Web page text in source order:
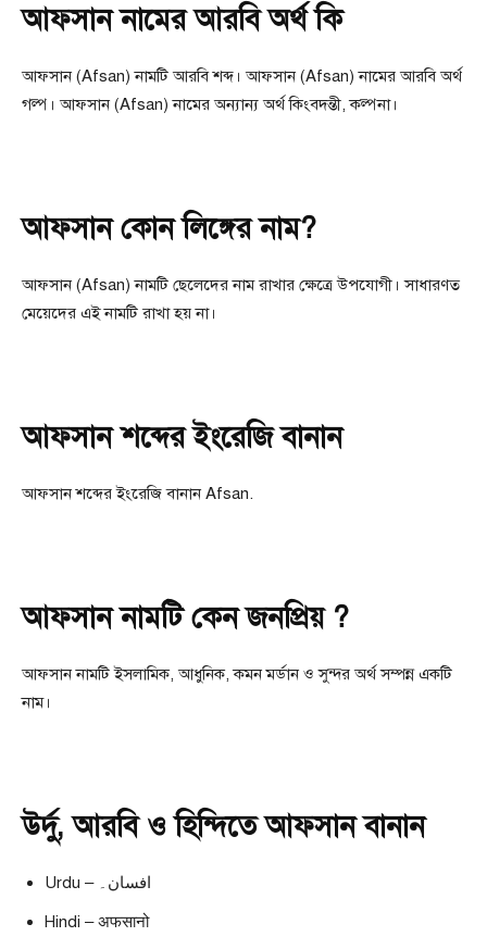
আফসান নামের আরবি অর্থ কি
আফসান (Afsan) নামটি আরবি শব্দ। আফসান (Afsan) নামের আরবি অর্থ
গল্প। আফসান (Afsan) নামের অন্যান্য অর্থ কিংবদন্তী, কল্পনা।
আফসান কোন লিঙ্গের নাম?
আফসান (Afsan) নামটি ছেলেদের নাম রাখার ক্ষেত্রে উপযোগী। সাধারণত
মেয়েদের এই নামটি রাখা হয় না।
আফসান শব্দের ইংরেজি বানান
আফসান শব্দের ইংরেজি বানান Afsan.
আফসান নামটি কেন জনপ্রিয় ?
আফসান নামটি ইসলামিক, আধুনিক, কমন মর্ডান ও সুন্দর অর্থ সম্পন্ন একটি
নাম।
উর্দু, আরবি ও হিন্দিতে আফসান বানান
Urdu – افسان۔
Hindi – अफसानो